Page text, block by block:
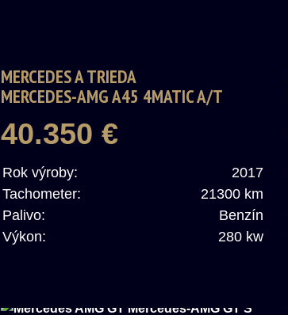
MERCEDES A TRIEDA
MERCEDES-AMG A45 4MATIC A/T
40.350 €
Rok výroby:
2017
Tachometer:
21300 km
Palivo:
Benzín
Výkon:
280 kw